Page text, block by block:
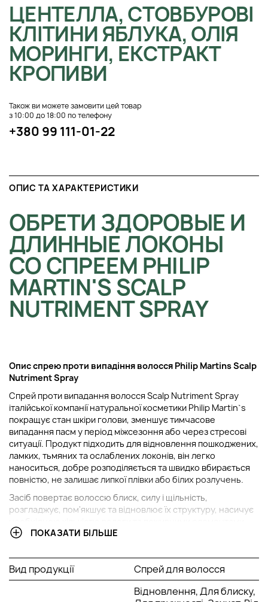
ЦЕНТЕЛЛА, СТОВБУРОВІ
КЛІТИНИ ЯБЛУКА, ОЛІЯ
МОРИНГИ, ЕКСТРАКТ
КРОПИВИ
Також ви можете замовити цей товар
з 10:00 до 18:00 по телефону
+380 99 111-01-22
ОПИС ТА ХАРАКТЕРИСТИКИ
ОБРЕТИ ЗДОРОВЫЕ И
ДЛИННЫЕ ЛОКОНЫ
СО СПРЕЕМ PHILIP
MARTIN'S SCALP
NUTRIMENT SPRAY
Опис спрею проти випадіння волосся Philip Martins Scalp
Nutriment Spray
Спрей проти випадання волосся Scalp Nutriment Spray
італійської компанії натуральної косметики Philip Martin`s
покращує стан шкіри голови, зменшує тимчасове
випадання пасм у період міжсезоння або через стресові
ситуації. Продукт підходить для відновлення пошкоджених,
ламких, тьмяних та ослаблених локонів, він легко
наноситься, добре розподіляється та швидко вбирається
повністю, не залишає липкої плівки або білих розлучень.
Засіб повертає волоссю блиск, силу і щільність,
розгладжує, пом'якшує та відновлює їх структуру, насичує
шкірний покрив та локони, підвищує їхню пружність та
негативного впливу зовнішніх факторів довкілля.
Активніскладові
стовбурові клітини азіатської центели;
ПОКАЗАТИ БІЛЬШЕ
Вид продукції Спрей для волосся
Відновлення, Для блиску,